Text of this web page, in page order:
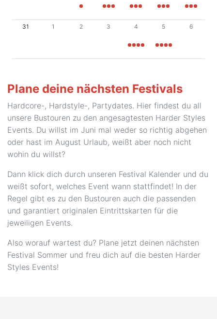
31 1 2 3 4 5 6
Plane deine nächsten Festivals
Hardcore-, Hardstyle-, Partydates. Hier findest du all
unsere Bustouren zu den angesagtesten Harder Styles
Events. Du willst im Juni mal weder so richtig abgehen
oder hast im August Urlaub, weißt aber noch nicht
wohin du willst?
Dann klick dich durch unseren Festival Kalender und du
weißt sofort, welches Event wann stattfindet! In der
Regel gibt es zu den Bustouren auch die passenden
und garantiert originalen Eintrittskarten für die
jeweiligen Events.
Also worauf wartest du? Plane jetzt deinen nächsten
Festival Sommer und freu dich auf die besten Harder
Styles Events!